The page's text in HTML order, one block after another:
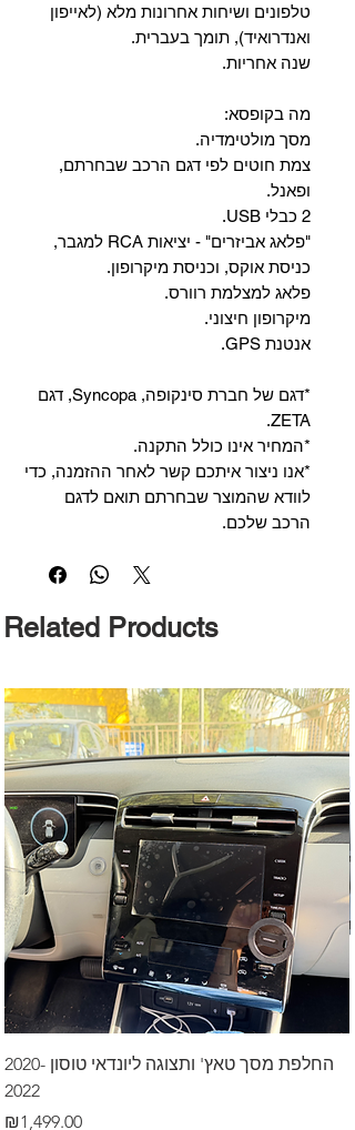
טלפונים ושיחות אחרונות מלא (לאייפון
ואנדרואיד), תומך בעברית.
שנה אחריות.
מה בקופסא:
מסך מולטימדיה.
צמת חוטים לפי דגם הרכב שבחרתם,
ופאנל.
2 כבלי USB.
"פלאג אביזרים" - יציאות RCA למגבר,
כניסת אוקס, וכניסת מיקרופון.
פלאג למצלמת רוורס.
מיקרופון חיצוני.
אנטנת GPS.
*דגם של חברת סינקופה, Syncopa, דגם
ZETA.
*המחיר אינו כולל התקנה.
*אנו ניצור איתכם קשר לאחר ההזמנה, כדי
לוודא שהמוצר שבחרתם תואם לדגם
הרכב שלכם.
Related Products
החלפת מסך טאץ' ותצוגה ליונדאי טוסון 2020-
2022
Price
₪1,499.00